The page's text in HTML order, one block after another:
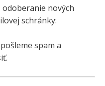
nových
schránky:
spam a